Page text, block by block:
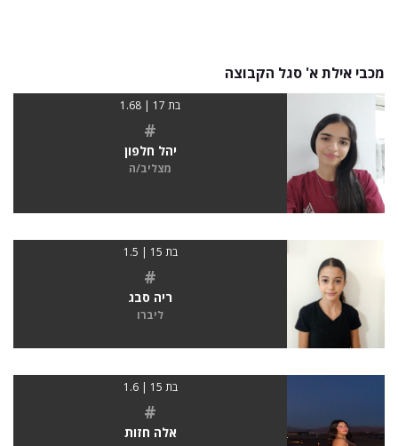
מכבי אילת א' סגל הקבוצה
בת 17 | 1.68
#
יהל חלפון
מצליב/ה
בת 15 | 1.5
#
ריה סבג
ליברו
בת 15 | 1.6
#
אלה חזות